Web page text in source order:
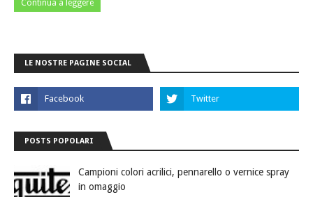
Continua a leggere
LE NOSTRE PAGINE SOCIAL
POSTS POPOLARI
Campioni colori acrilici, pennarello o vernice spray
in omaggio